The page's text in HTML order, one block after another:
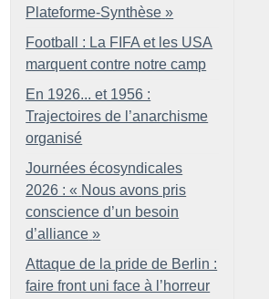
Plateforme-Synthèse »
Football : La FIFA et les USA
marquent contre notre camp
En 1926... et 1956 :
Trajectoires de l’anarchisme
organisé
Journées écosyndicales
2026 : « Nous avons pris
conscience d’un besoin
d’alliance »
Attaque de la pride de Berlin :
faire front uni face à l’horreur